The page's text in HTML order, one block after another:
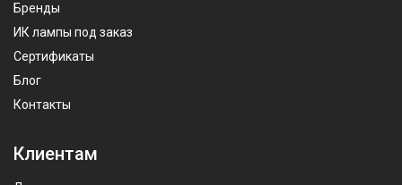
Бренды
ИК лампы под заказ
Сертификаты
Блог
Контакты
Клиентам